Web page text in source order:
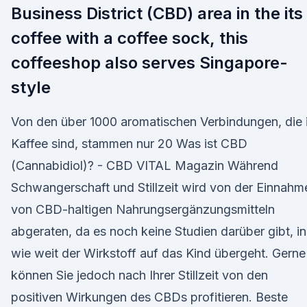
Business District (CBD) area in the its
coffee with a coffee sock, this
coffeeshop also serves Singapore-
style
Von den über 1000 aromatischen Verbindungen, die
Kaffee sind, stammen nur 20 Was ist CBD
(Cannabidiol)? - CBD VITAL Magazin Während
Schwangerschaft und Stillzeit wird von der
von CBD-haltigen Nahrungsergänzungsmitteln
abgeraten, da es noch keine Studien darüber gibt, in
wie weit der Wirkstoff auf das Kind übergeht. Gerne
können Sie jedoch nach Ihrer Stillzeit von den
positiven Wirkungen des CBDs profitieren. Beste